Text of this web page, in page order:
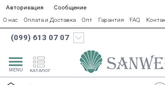
Авторизация
Сообщение
О нас
Оплата и Доставка Опт Гарантия FAQ
(099) 613 07 07
КАТАЛОГ